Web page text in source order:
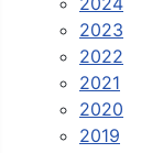
2023
2022
2021
2020
2019